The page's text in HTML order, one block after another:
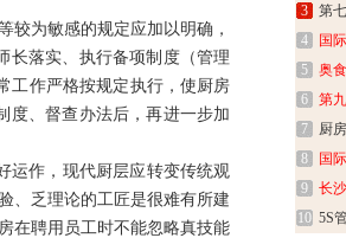
为敏感的规定应加以明确，
长落实、执行备项制度（管理
工作严格按规定执行，使厨房
度、督查办法后，再进一步加
作，现代厨层应转变传统观
、乏理论的工匠是很难有所建
在聘用员工时不能忽略真技能
3
第
4
国
5
奥
6
第
7
厨
8
国
9
长
10 5S